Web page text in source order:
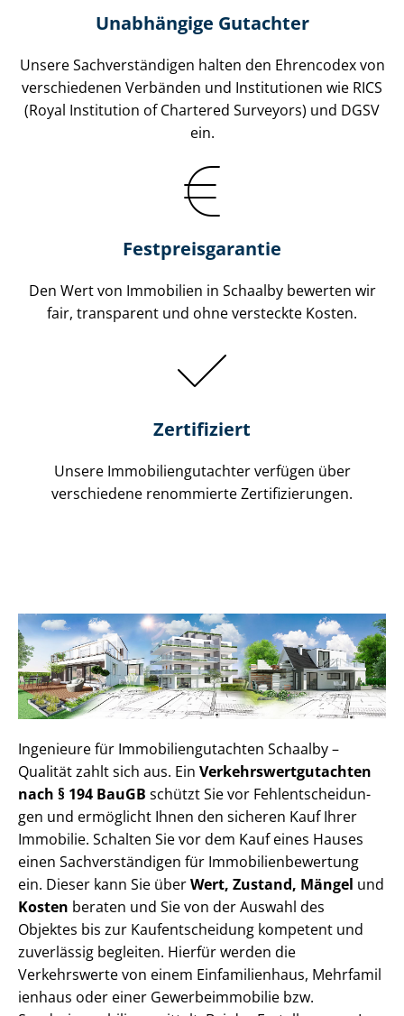
Unabhängige Gutachter
Unsere Sach­ver­stän­di­gen halten den Ehrencodex von
verschiedenen Verbänden und Institutionen wie RICS
(Royal Institution of Chartered Surveyors) und DGSV
ein.
Festpreis​garantie
Den Wert von Immobilien in Schaalby bewerten wir
fair, transparent und ohne versteckte Kosten.
Zertifiziert
Unsere Immobilien­gutachter verfügen über
verschiedene renommierte Zer­ti­fi­zie­run­gen.
Ingenieure für Im­mo­bi­li­en­gut­ach­ten Schaalby –
Qualität zahlt sich aus. Ein Ver­kehrs­wert­gut­ach­ten
nach § 194 BauGB schützt Sie vor Fehl­ent­schei­dun­
gen und ermöglicht Ihnen den sicheren Kauf Ihrer
Immobilie. Schalten Sie vor dem Kauf eines Hauses
einen Sach­ver­stän­di­gen für Im­mo­bi­li­en­be­wer­tung
ein. Dieser kann Sie überWert, Zustand, Mängel und
Kosten beraten und Sie von der Auswahl des
Objektes bis zur Kauf­ent­schei­dung kompetent und
zuverlässig begleiten. Hierfür werden die
Verkehrswerte von einem Einfamilienhaus, Mehr­fa­mi­l
i­en­haus oder einer Ge­wer­be­im­mo­bi­lie bzw.